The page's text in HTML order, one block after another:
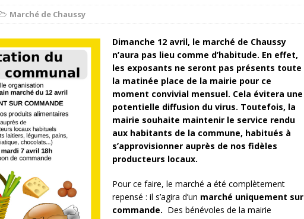
2026 ] Balades extraordinaires | 26 juillet | Villarceaux
] Ninon de Lenclos ACTUALITÉS DE LA COMMUNE
Marché de Chaussy
Dimanche 12 avril, le marché de Chaussy
n’aura pas lieu comme d’habitude. En effet,
les exposants ne seront pas présents toute
la matinée place de la mairie pour ce
moment convivial mensuel. Cela évitera une
potentielle diffusion du virus. Toutefois, la
mairie souhaite maintenir le service rendu
aux habitants de la commune, habitués à
s’approvisionner auprès de nos fidèles
producteurs locaux.
Pour ce faire, le marché a été complètement
repensé : il s’agira d’un marché uniquement sur
commande. Des bénévoles de la mairie